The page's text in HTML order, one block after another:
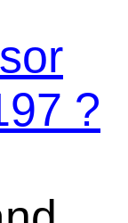
?